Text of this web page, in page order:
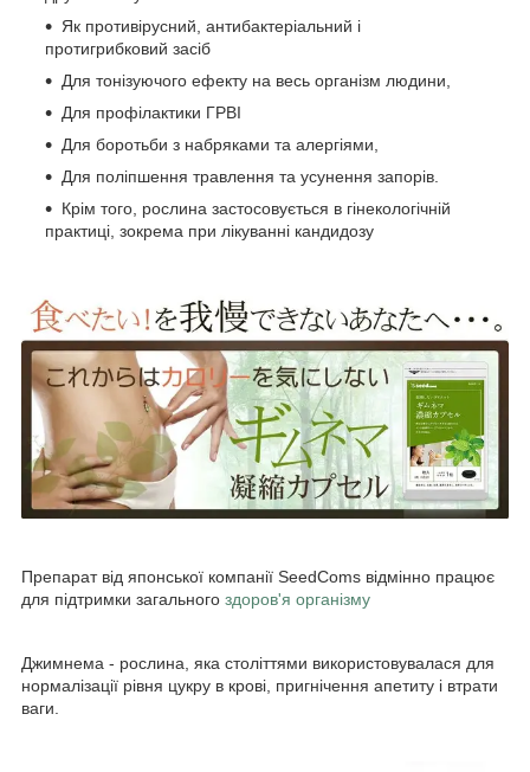
Як противірусний, антибактеріальний і
протигрибковий засіб
Для тонізуючого ефекту на весь організм людини,
Для профілактики ГРВІ
Для боротьби з набряками та алергіями,
Для поліпшення травлення та усунення запорів.
Крім того, рослина застосовується в гінекологічній
практиці, зокрема при лікуванні кандидозу
Препарат від японської компанії SeedComs відмінно працює
для підтримки загального здоров'я організму
Джимнема - рослина, яка століттями використовувалася для
нормалізації рівня цукру в крові, пригнічення апетиту і втрати
ваги.